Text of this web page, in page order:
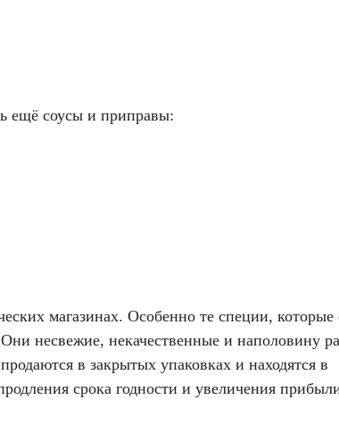
ещё соусы и приправы:
магазинах. Особенно те специи, которые
несвежие, некачественные и наполовину
в закрытых упаковках и находятся в
срока годности и увеличения